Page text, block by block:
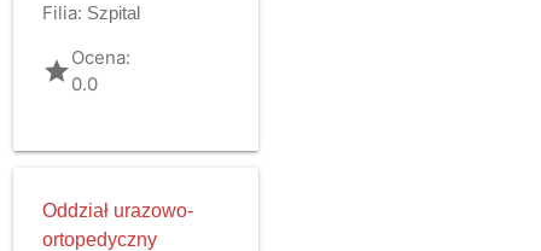
Filia: Szpital
gradeOcena:
0.0
Oddział urazowo-
ortopedyczny